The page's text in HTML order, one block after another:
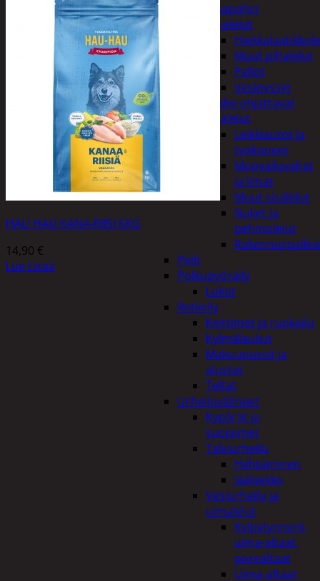
Ilmapallot
Pihalelut
Muut pihalelut
Pallot
Vesipyssyt
Radio-ohjattavat
Sisälelut
Leikkiautot ja
työkoneet
Muovailuvahat
ja limat
Muut sisälelut
Nuket ja
pehmolelut
Pelit
Polkupyöräily
Lukot
Retkeily
Keittimet ja ruokailu
Kylmälaukut
Makuupussit ja
alustat
Teltat
Urheiluvälineet
Kypärät ja
suojaimet
Talviurheilu
Hiihtäminen
Jääkiekko
Vesiurheilu ja
uimalelut
Kylpytynnyrit,
uima-altaat,
porealtaat
Uima-altaat
HAU HAU KANA-RIISI 6KG
14,90 €
Lue Lisää